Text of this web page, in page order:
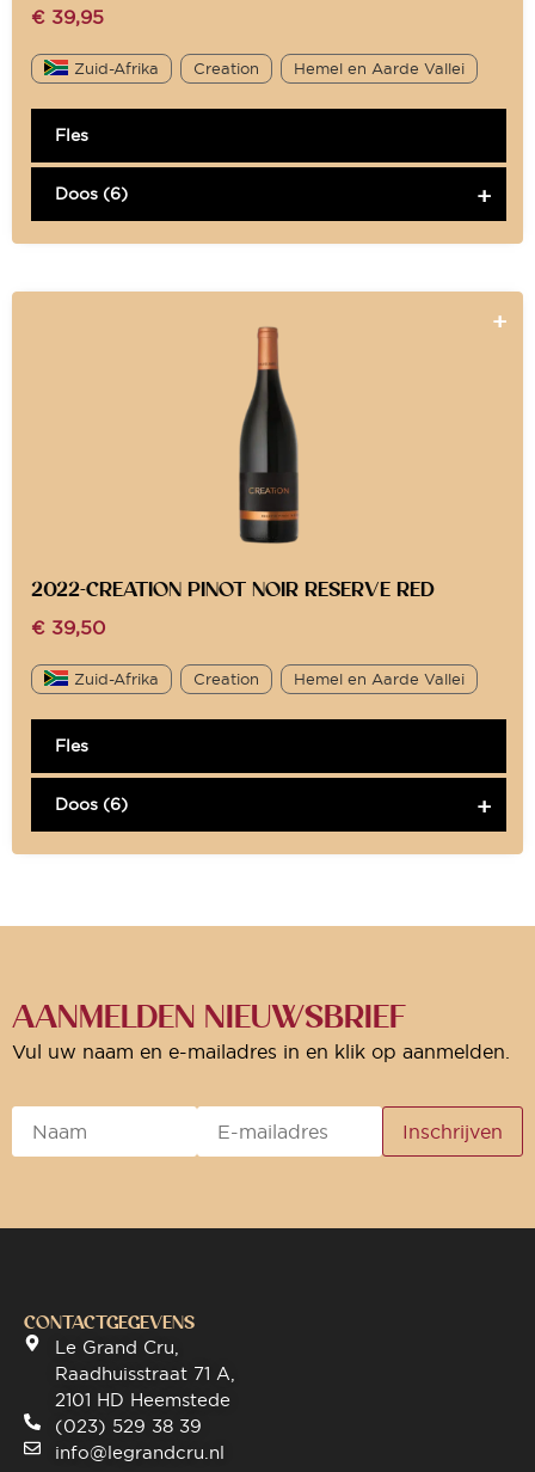
€ 39,95
Zuid-Afrika Creation Hemel en Aarde Vallei
Fles
Doos (6)
2022-CREATION PINOT NOIR RESERVE RED
€ 39,50
Zuid-Afrika Creation Hemel en Aarde Vallei
Fles
Doos (6)
AANMELDEN NIEUWSBRIEF
Vul uw naam en e-mailadres in en klik op aanmelden.
CONTACTGEGEVENS
Le Grand Cru,
Raadhuisstraat 71 A,
2101 HD Heemstede
(023) 529 38 39
info@legrandcru.nl